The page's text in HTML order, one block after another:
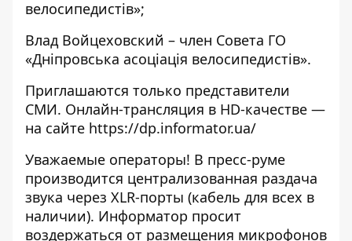
велосипедистів»;
Влад Войцеховский – член Совета ГО
«Дніпровська асоціація велосипедистів».
Приглашаются только представители
СМИ. Онлайн-трансляция в HD-качестве —
на сайте https://dp.informator.ua/
Уважаемые операторы! В пресс-руме
производится централизованная раздача
звука через XLR-порты (кабель для всех в
наличии). Информатор просит
воздержаться от размещения микрофонов